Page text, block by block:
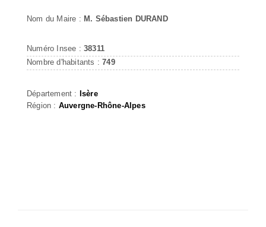
Nom du Maire : M. Sébastien DURAND
Numéro Insee : 38311
Nombre d'habitants :749
Département : Isère
Région : Auvergne-Rhône-Alpes